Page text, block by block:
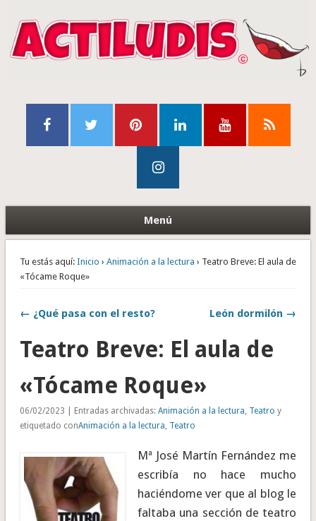
Menú
Tu estás aquí: Inicio › Animación a la lectura › Teatro Breve: El aula de
«Tócame Roque»
← ¿Qué pasa con el resto? León dormilón →
Teatro Breve: El aula de
«Tócame Roque»
06/02/2023 | Entradas archivadas: Animación a la lectura, Teatro y
etiquetado conAnimación a la lectura, Teatro
Mª José Martín Fernández me
escribía no hace mucho
haciéndome ver que al blog le
faltaba una sección de teatro